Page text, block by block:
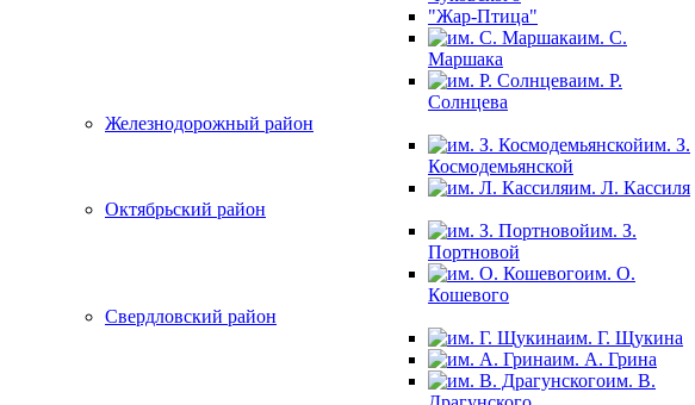
"Жар-Птица"
им. С.
Маршака
им. Р.
Солнцева
Железнодорожный район
им. З.
Космодемьянской
им. Л. Кассиля
Октябрьский район
им. З.
Портновой
им. О.
Кошевого
Свердловский район
им. Г. Щукина
им. А. Грина
им. В.